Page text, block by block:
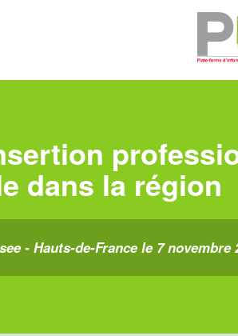
dans la région
- Hauts-de-France le 7 novembre